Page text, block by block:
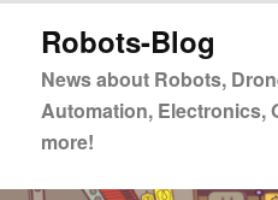
primären
springen
Robots-Blog
News about Robots,
Automation, Electronics,
more!